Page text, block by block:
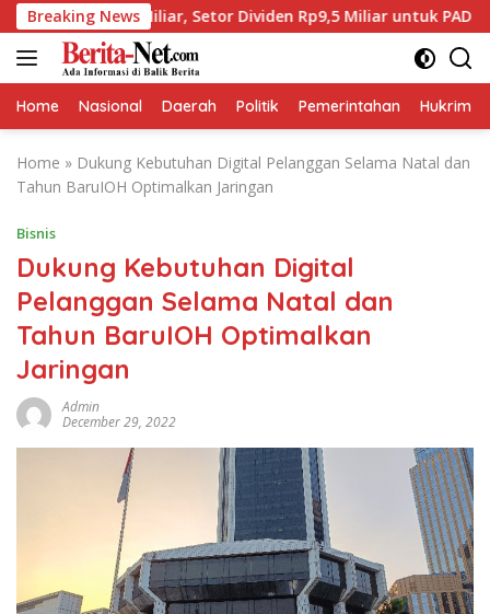
Skip
to
content
Breaking News
Miliar, Setor Dividen Rp9,5 Miliar untuk PAD BPJS
Home Nasional Daerah Politik Pemerintahan Hukrim
Home » Dukung Kebutuhan Digital Pelanggan Selama Natal dan
Tahun BaruIOH Optimalkan Jaringan
Bisnis
Dukung Kebutuhan Digital
Pelanggan Selama Natal dan
Tahun BaruIOH Optimalkan
Jaringan
Admin
December 29, 2022